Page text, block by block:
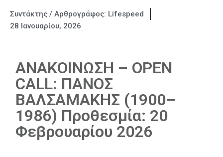
Συντάκτης / Αρθρογράφος: Lifespeed
28 Ιανουαρίου, 2026
ΑΝΑΚΟΙΝΩΣΗ – OPEN
CALL: ΠΑΝΟΣ
ΒΑΛΣΑΜΑΚΗΣ (1900–
1986) Προθεσμία: 20
Φεβρουαρίου 2026